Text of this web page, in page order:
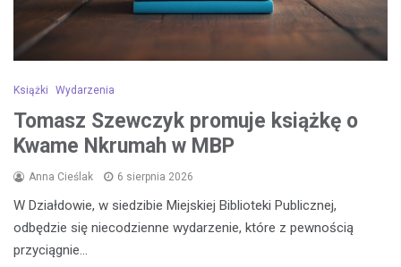
Książki Wydarzenia
Tomasz Szewczyk promuje książkę o
Kwame Nkrumah w MBP
Anna Cieślak 6 sierpnia 2026
W Działdowie, w siedzibie Miejskiej Biblioteki Publicznej,
odbędzie się niecodzienne wydarzenie, które z pewnością
przyciągnie…